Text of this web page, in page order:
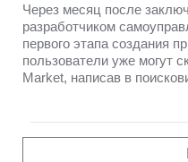
Через месяц после
разработчиком
первого этапа создания
пользователи уже могут
Market, написав в